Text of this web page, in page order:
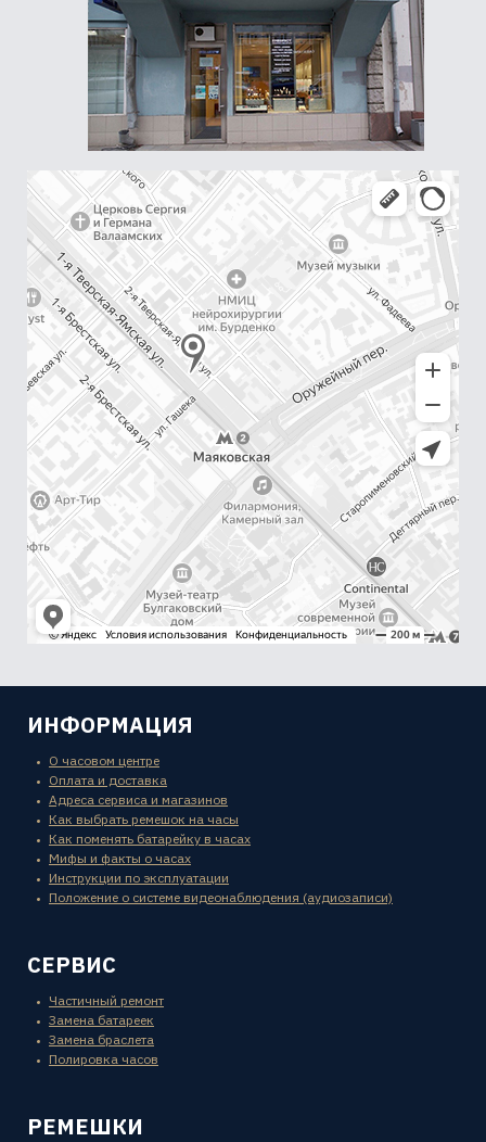
ИНФОРМАЦИЯ
О часовом центре
Оплата и доставка
Адреса сервиса и магазинов
Как выбрать ремешок на часы
Как поменять батарейку в часах
Мифы и факты о часах
Инструкции по эксплуатации
Положение о системе видеонаблюдения (аудиозаписи)
СЕРВИС
Частичный ремонт
Замена батареек
Замена браслета
Полировка часов
РЕМЕШКИ